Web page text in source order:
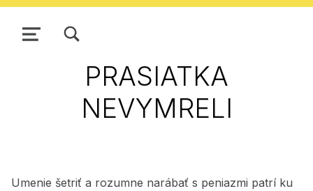
NAVIGÁCIA
PRASIATKA
NEVYMRELI
Umenie šetriť a rozumne narábať s peniazmi patrí ku